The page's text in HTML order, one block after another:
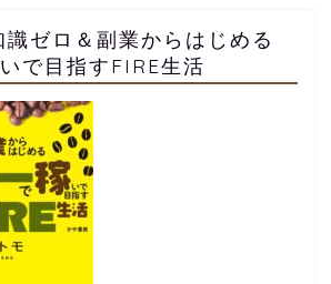
ゼロ＆副業からはじめる
で目指すFIRE生活